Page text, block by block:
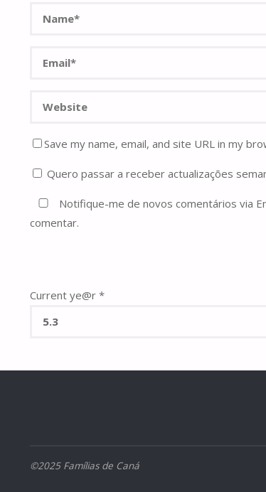
Save my name, email, and site URL in my
Quero passar a receber actualizações
Notifique-me de novos comentários via
comentar.
Current ye@r *
©2025 Famílias de Caná